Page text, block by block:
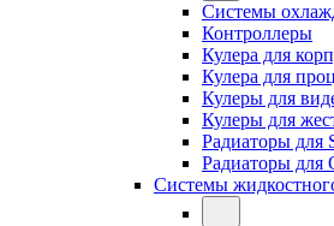
Системы
Контроллеры
Кулера для
Кулера для
Кулеры для
Кулеры для
Радиаторы для
Радиаторы для
Системы